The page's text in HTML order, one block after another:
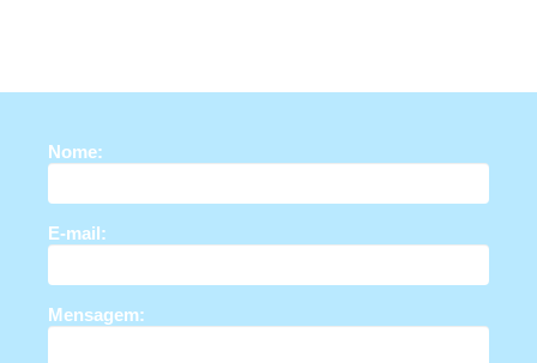
Nome:
E-mail:
Mensagem: